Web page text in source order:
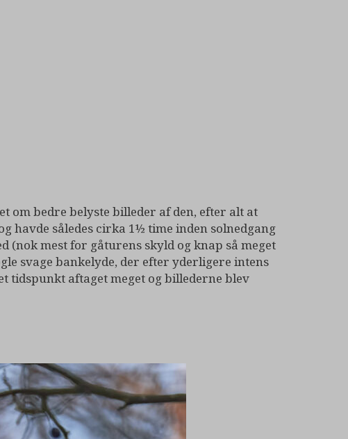
om bedre belyste billeder af den, efter alt at
havde således cirka 1½ time inden solnedgang
(nok mest for gåturens skyld og knap så meget
svage bankelyde, der efter yderligere intens
aftaget meget og billederne blev